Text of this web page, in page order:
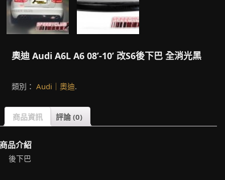
奧迪 Audi A6L A6 08’-10’ 改S6後下巴 全消光黑
類別： Audi｜奧迪.
商品資訊 評論 (0)
品介紹
後下巴